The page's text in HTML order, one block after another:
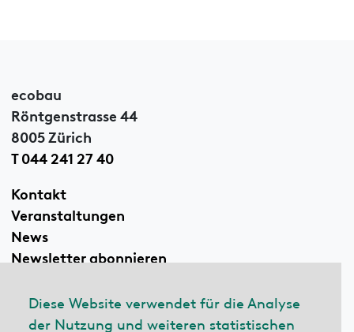
Diese Website verwendet für die Analyse
der Nutzung und weiteren statistischen
ecobau
Röntgenstrasse 44
8005 Zürich
T 044 241 27 40
Kontakt
Veranstaltungen
News
Newsletter abonnieren
Linkedin